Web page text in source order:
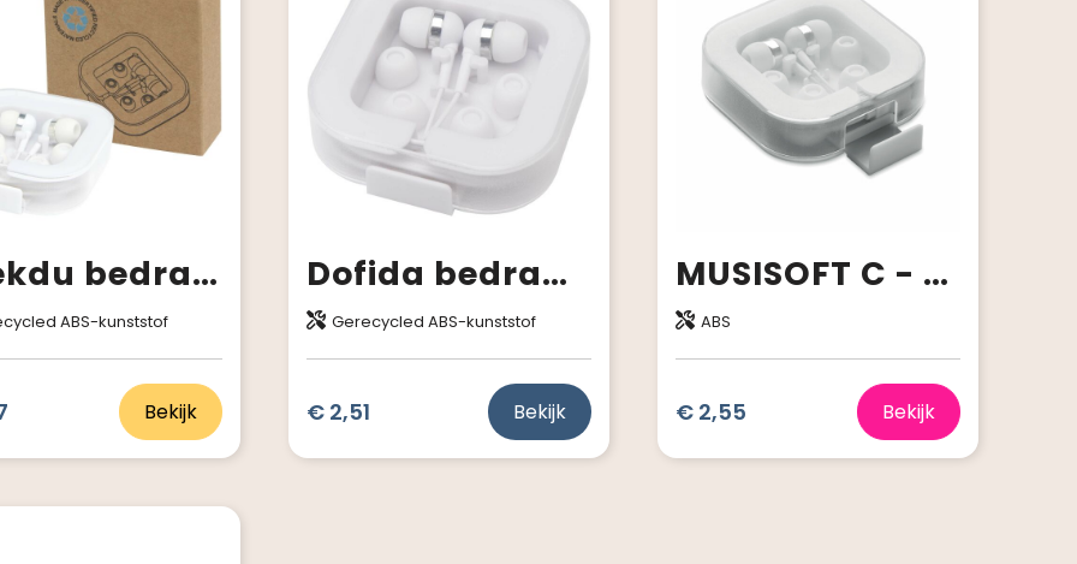
Baekdu bedrade Type-C headset met opbergdoos van gerecycled plastic
ABS-kunststof
Bekijk
Dofida bedrade Type-C oordopjes met opbergdoos van gerecycled plastic
Gerecycled ABS-kunststof
€ 2,51 Bekijk
MUSISOFT C - Oordopjes met USB-C-aansl.
ABS
€ 2,55 Bekijk